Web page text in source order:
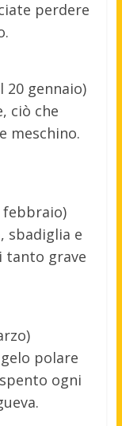
perdere
20 gennaio)
ciò che
meschino.
febbraio)
sbadiglia e
tanto grave
polare
ogni